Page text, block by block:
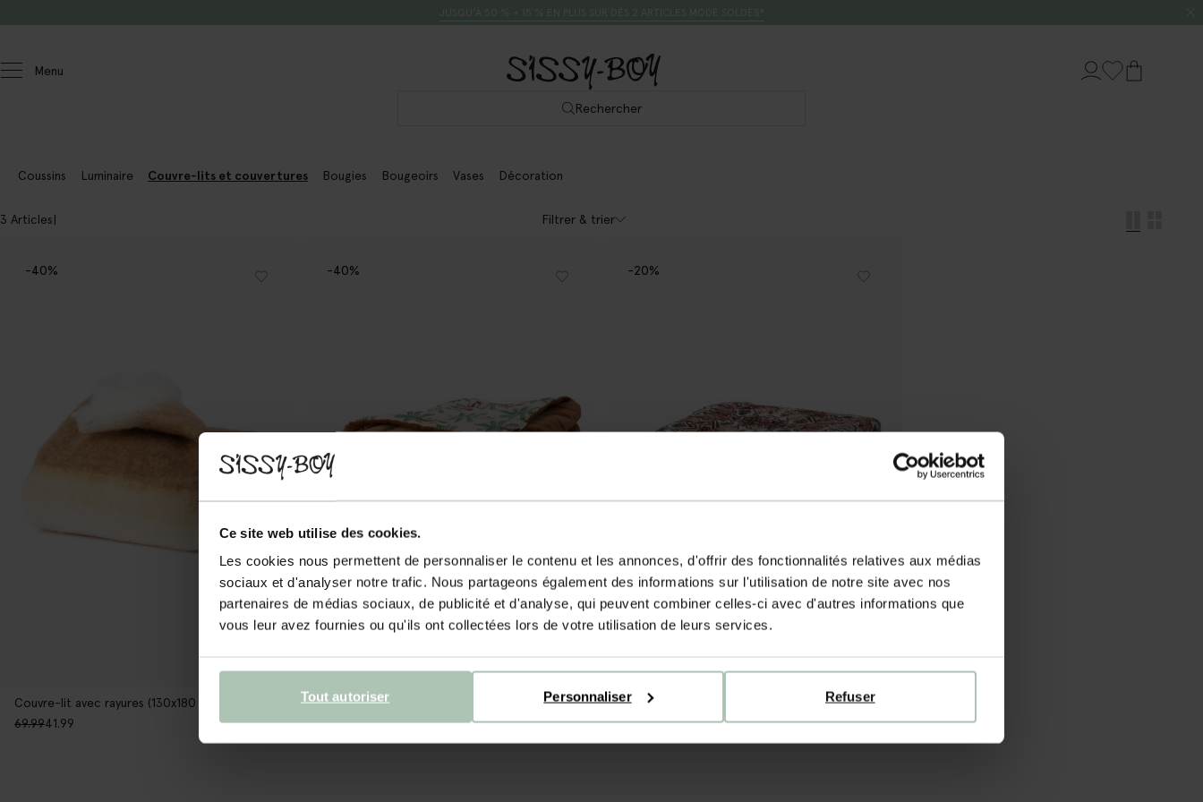
Ce site web utilise des cookies.
Les cookies nous permettent de personnaliser le contenu et les annonces, d'offrir des fonctionnalités relatives aux médias
sociaux et d'analyser notre trafic. Nous partageons également des informations sur l'utilisation de notre site avec nos
partenaires de médias sociaux, de publicité et d'analyse, qui peuvent combiner celles-ci avec d'autres informations que
vous leur avez fournies ou qu'ils ont collectées lors de votre utilisation de leurs services.
Refuser
Personnaliser
Tout autoriser
Menu
Rechercher
Coussins Luminaire Couvre-lits et couvertures Bougies Bougeoirs Vases Décoration
3 Articles Filtrer & trier
69.9941.99
-40%
Couverture avec imprimé palmiers (130x180 cm) - multicolore
129.9877.99
-40%
Couvre-lit avec imprimé fleuri (250x200 cm) - multicolore
89.9971.99
-20%